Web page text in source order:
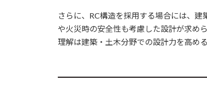
さらに、RC構造を採用する場合には、
や火災時の安全性も考慮した設計が求め
理解は建築・土木分野での設計力を高め